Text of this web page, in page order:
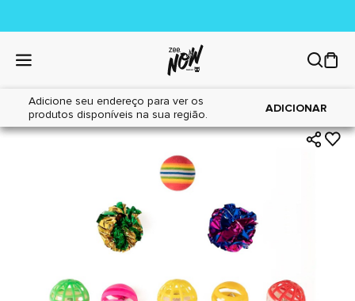
Adicione seu endereço para ver os
produtos disponíveis na sua região.
ADICIONAR
Home|Gatos|Brinquedos